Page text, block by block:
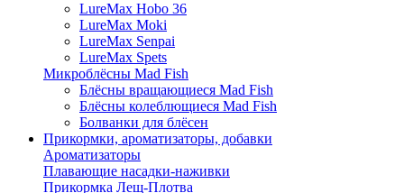
LureMax Hobo 36
LureMax Moki
LureMax Senpai
LureMax Spets
Микроблёсны Mad Fish
Блёсны вращающиеся Mad Fish
Блёсны колеблющиеся Mad Fish
Болванки для блёсен
Прикормки, ароматизаторы, добавки
Ароматизаторы
Плавающие насадки-наживки
Прикормка Лещ-Плотва